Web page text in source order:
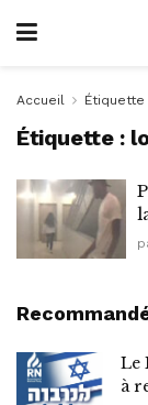
Accueil Étiquette
Étiquette :
Le
à